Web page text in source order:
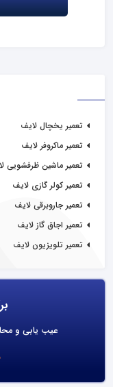
تعمیر یخچال لایف
تعمیر ماکروفر لایف
تعمیر ماشین ظرفشویی
تعمیر کولر گازی لایف
تعمیر جاروبرقی لایف
تعمیر اجاق گاز لایف
تعمیر تلویزیون لایف
عیب یابی و